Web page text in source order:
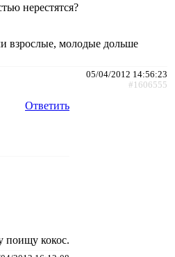
нерестятся?
взрослые, молодые дольше
05/04/2012 14:56:23
#1606555
Ответить
поищу кокос.